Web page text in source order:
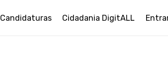
Candidaturas Cidadania DigitALL